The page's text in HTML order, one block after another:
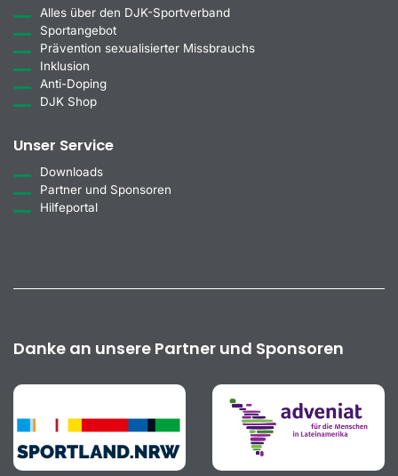
Alles über den DJK-Sportverband
Sportangebot
Prävention sexualisierter Missbrauchs
Inklusion
Anti-Doping
DJK Shop
Unser Service
Downloads
Partner und Sponsoren
Hilfeportal
Danke an unsere Partner und Sponsoren